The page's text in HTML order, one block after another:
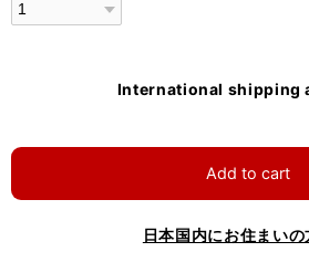
International shipping
Add to cart
日本国内にお住まい